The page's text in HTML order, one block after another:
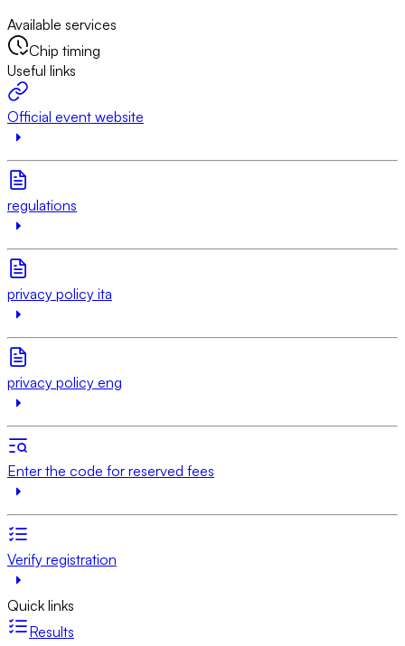
Available services
Chip timing
Useful links
Official event website
regulations
privacy policy ita
privacy policy eng
Enter the code for reserved fees
Verify registration
Quick links
Results